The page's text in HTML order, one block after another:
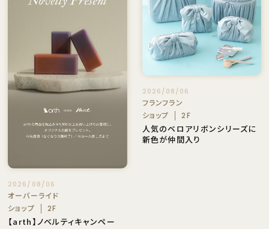
2026/08/06
オーバーライド
ショップ
2F
【arth】ノベルティキャンペー
2026/08/06
フランフラン
ショップ
2F
人気のベロアリボンシリーズに
新色が仲間入り